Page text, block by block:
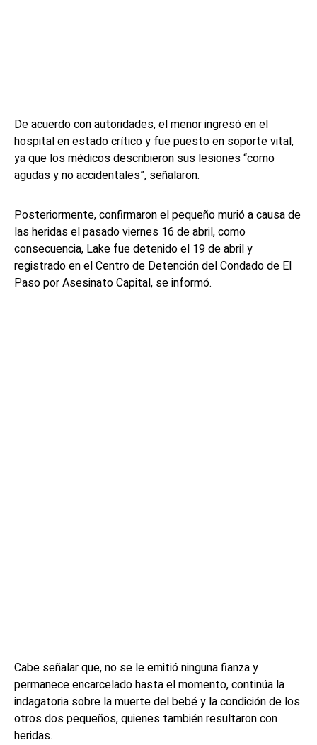
De acuerdo con autoridades, el menor ingresó en el
hospital en estado crítico y fue puesto en soporte vital,
ya que los médicos describieron sus lesiones “como
agudas y no accidentales”, señalaron.
Posteriormente, confirmaron el pequeño murió a causa de
las heridas el pasado viernes 16 de abril, como
consecuencia, Lake fue detenido el 19 de abril y
registrado en el Centro de Detención del Condado de El
Paso por Asesinato Capital, se informó.
Cabe señalar que, no se le emitió ninguna fianza y
permanece encarcelado hasta el momento, continúa la
indagatoria sobre la muerte del bebé y la condición de los
otros dos pequeños, quienes también resultaron con
heridas.